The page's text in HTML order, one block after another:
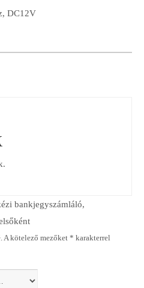
DC12V
bankjegyszámláló,
A kötelező mezőket * karakterrel